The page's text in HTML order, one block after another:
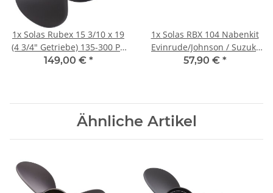
1x Solas Rubex 15 3/10 x 19
(4 3/4" Getriebe) 135-300 PS
Rechtsdrehend Aluminium
149,00 € *
1x Solas RBX 104 Nabenkit
Evinrude/Johnson / Suzuki
150-300 PS
57,90 € *
Ähnliche Artikel